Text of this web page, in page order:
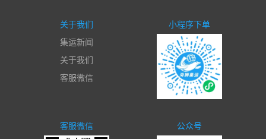
关于我们
集运新闻
关于我们
客服微信
小程序下单
客服微信 公众号